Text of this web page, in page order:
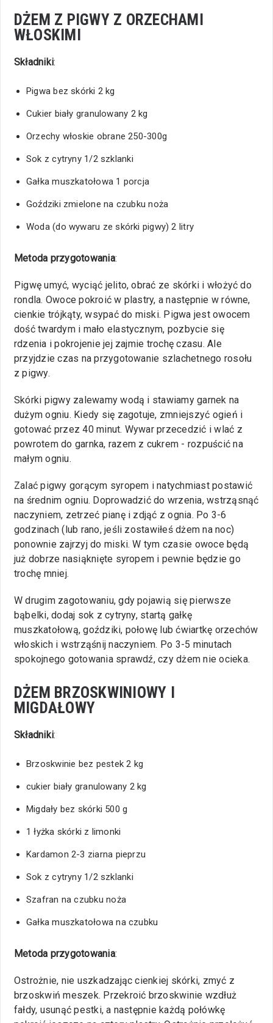
DŻEM Z PIGWY Z ORZECHAMI
WŁOSKIMI
Składniki:
Pigwa bez skórki 2 kg
Cukier biały granulowany 2 kg
Orzechy włoskie obrane 250-300g
Sok z cytryny 1/2 szklanki
Gałka muszkatołowa 1 porcja
Goździki zmielone na czubku noża
Woda (do wywaru ze skórki pigwy) 2 litry
Metoda przygotowania:
Pigwę umyć, wyciąć jelito, obrać ze skórki i włożyć do
rondla. Owoce pokroić w plastry, a następnie w równe,
cienkie trójkąty, wsypać do miski. Pigwa jest owocem
dość twardym i mało elastycznym, pozbycie się
rdzenia i pokrojenie jej zajmie trochę czasu. Ale
przyjdzie czas na przygotowanie szlachetnego rosołu
z pigwy.
Skórki pigwy zalewamy wodą i stawiamy garnek na
dużym ogniu. Kiedy się zagotuje, zmniejszyć ogień i
gotować przez 40 minut. Wywar przecedzić i wlać z
powrotem do garnka, razem z cukrem - rozpuścić na
małym ogniu.
Zalać pigwy gorącym syropem i natychmiast postawić
na średnim ogniu. Doprowadzić do wrzenia, wstrząsnąć
naczyniem, zetrzeć pianę i zdjąć z ognia. Po 3-6
godzinach (lub rano, jeśli zostawiłeś dżem na noc)
ponownie zajrzyj do miski. W tym czasie owoce będą
już dobrze nasiąknięte syropem i pewnie będzie go
trochę mniej.
W drugim zagotowaniu, gdy pojawią się pierwsze
bąbelki, dodaj sok z cytryny, startą gałkę
muszkatołową, goździki, połowę lub ćwiartkę orzechów
włoskich i wstrząśnij naczyniem. Po 3-5 minutach
spokojnego gotowania sprawdź, czy dżem nie ocieka.
DŻEM BRZOSKWINIOWY I
MIGDAŁOWY
Składniki:
Brzoskwinie bez pestek 2 kg
cukier biały granulowany 2 kg
Migdały bez skórki 500 g
1 łyżka skórki z limonki
Kardamon 2-3 ziarna pieprzu
Sok z cytryny 1/2 szklanki
Szafran na czubku noża
Gałka muszkatołowa na czubku
Metoda przygotowania:
Ostrożnie, nie uszkadzając cienkiej skórki, zmyć z
brzoskwiń meszek. Przekroić brzoskwinie wzdłuż
fałdy, usunąć pestki, a następnie każdą połówkę